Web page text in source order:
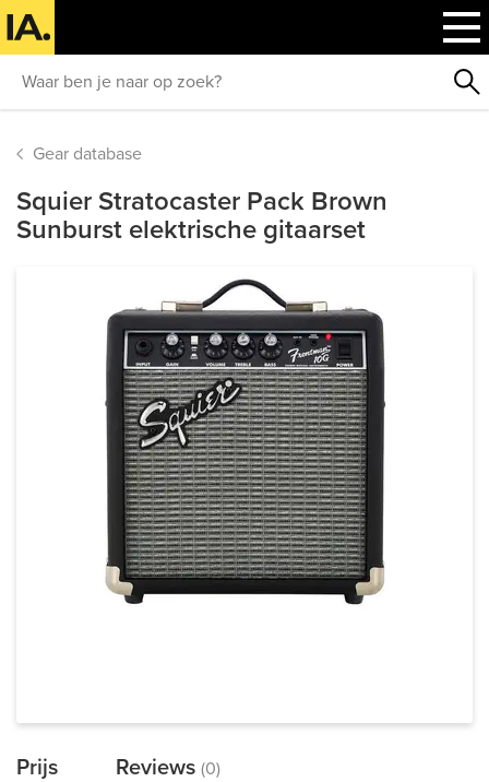
Gear database
Squier Stratocaster Pack Brown
Sunburst elektrische gitaarset
Prijs Reviews (0)